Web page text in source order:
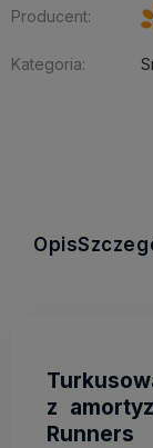
Producent:
Kategoria:
Opis
z
Runners